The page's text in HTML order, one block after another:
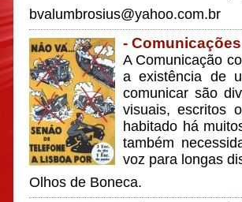
bvalumbrosius@yahoo.com.br
-
A Comunicação
a existência de
comunicar são
visuais, escritos
habitado há
também
voz para longas
Olhos de Boneca.